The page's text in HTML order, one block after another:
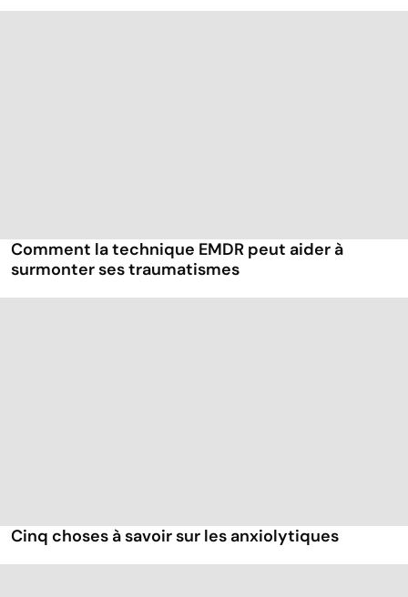
Comment la technique EMDR peut aider à
surmonter ses traumatismes
Cinq choses à savoir sur les anxiolytiques